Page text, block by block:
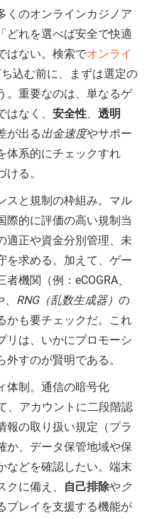
くのオンラインカジノア
どれを選べば安全で快適
はない。検索でオンライ
ち込む前に、まずは選定の
。重要なのは、単なるゲ
なく、 安全性、 透明
が出る出金速度やサポー
体系的にチェックすれ
る。
スと規制の枠組み。マル
際的に評価の高い規制当
適正や資金分別管理、未
を求める。加えて、ゲー
機関（例：eCOGRA、
RNG（乱数生成器） の
かも要チェックだ。これ
リは、いかにプロモーシ
すのが賢明である。
体制。通信の暗号化
、アカウントに二段階認
報の取り扱い規定（プラ
か、データ保管地域や保
などを確認したい。端末
に備え、
自己排除やク
プレイを支援する機能が